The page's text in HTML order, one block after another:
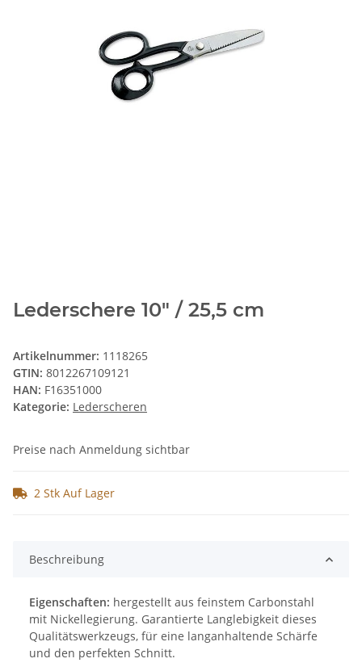
Lederschere 10" / 25,5 cm
Artikelnummer: 1118265
GTIN: 8012267109121
HAN: F16351000
Kategorie: Lederscheren
Preise nach Anmeldung sichtbar
2 Stk Auf Lager
Beschreibung
Eigenschaften: hergestellt aus feinstem Carbonstahl
mit Nickellegierung. Garantierte Langlebigkeit dieses
Qualitätswerkzeugs, für eine langanhaltende Schärfe
und den perfekten Schnitt.